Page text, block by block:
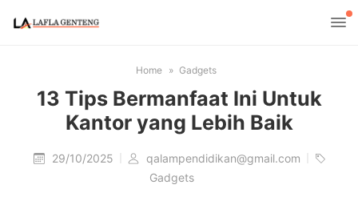
Home Gadgets
13 Tips Bermanfaat Ini Untuk
Kantor yang Lebih Baik
29/10/2025
qalampendidikan@gmail.com
Gadgets